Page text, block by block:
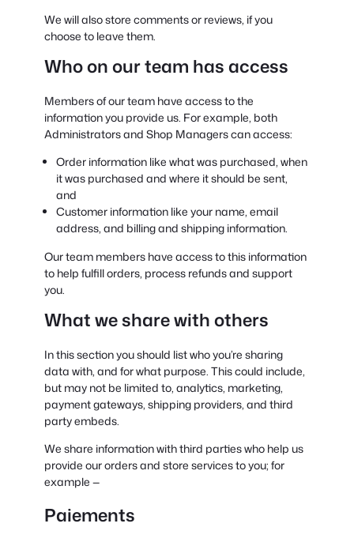
We will also store comments or reviews, if you
choose to leave them.
Who on our team has access
Members of our team have access to the
information you provide us. For example, both
Administrators and Shop Managers can access:
Order information like what was purchased, when
it was purchased and where it should be sent,
and
Customer information like your name, email
address, and billing and shipping information.
Our team members have access to this information
to help fulfill orders, process refunds and support
you.
What we share with others
In this section you should list who you’re sharing
data with, and for what purpose. This could include,
but may not be limited to, analytics, marketing,
payment gateways, shipping providers, and third
party embeds.
We share information with third parties who help us
provide our orders and store services to you; for
example —
Paiements